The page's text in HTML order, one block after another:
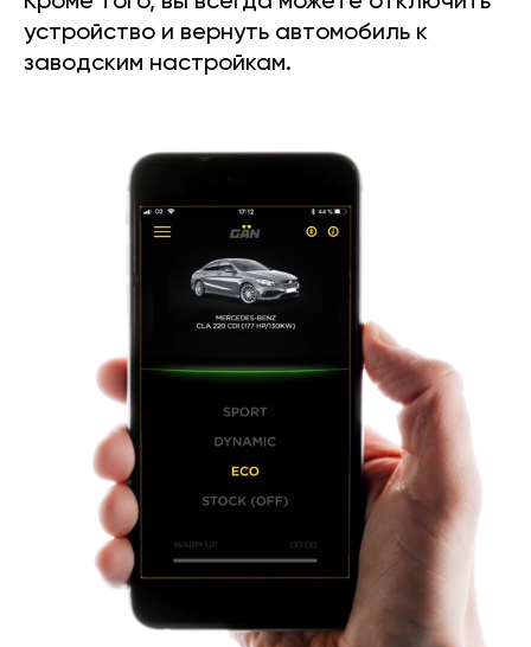
устройство и вернуть автомобиль к
заводским настройкам.